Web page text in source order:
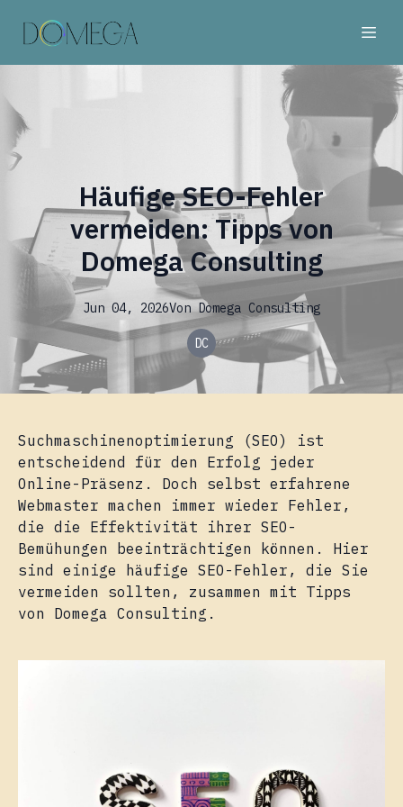
Häufige SEO-Fehler
vermeiden: Tipps von
Domega Consulting
Jun 04, 2026Von Domega Consulting
DC
Suchmaschinenoptimierung (SEO) ist
entscheidend für den Erfolg jeder
Online-Präsenz. Doch selbst erfahrene
Webmaster machen immer wieder Fehler,
die die Effektivität ihrer SEO-
Bemühungen beeinträchtigen können. Hier
sind einige häufige SEO-Fehler, die Sie
vermeiden sollten, zusammen mit Tipps
von Domega Consulting.